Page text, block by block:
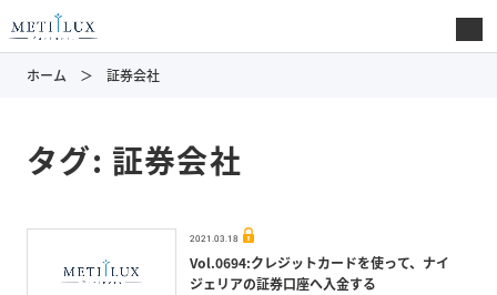
ホーム 証券会社
タグ: 証券会社
2021.03.18
Vol.0694:クレジットカードを使って、ナイ
ジェリアの証券口座へ入金する